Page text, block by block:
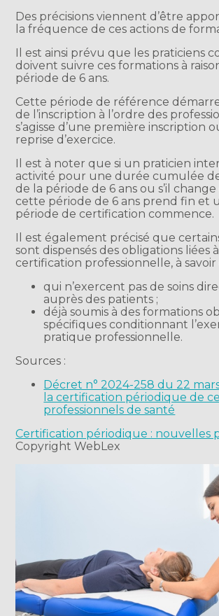
Des précisions viennent d’être
la fréquence de ces actions de
Il est ainsi prévu que les praticiens
doivent suivre ces formations à
période de 6 ans.
Cette période de référence
de l’inscription à l’ordre des
s’agisse d’une première inscription
reprise d’exercice.
Il est à noter que si un praticien
activité pour une durée cumulée
de la période de 6 ans ou s’il
cette période de 6 ans prend fin et
période de certification commence.
Il est également précisé que
sont dispensés des obligations liées
certification professionnelle, à savoir
qui n’exercent pas de soins
auprès des patients ;
déjà soumis à des formations
spécifiques conditionnant
pratique professionnelle.
Sources :
Décret n° 2024-258 du 22
la certification périodique de
professionnels de santé
Certification périodique : nouvelles
Copyright WebLex